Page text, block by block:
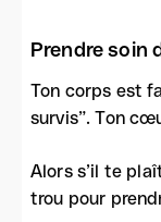
Prendre soin
Ton corps est
survis”. Ton
Alors s’il te
trou pour